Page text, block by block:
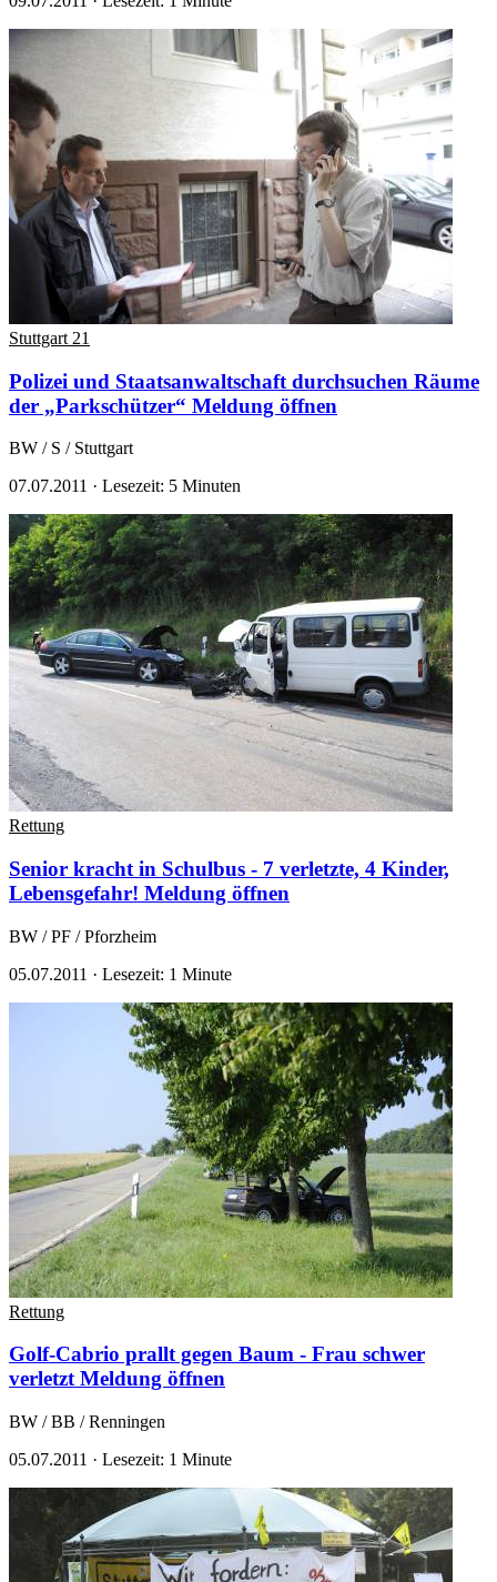
Stuttgart 21
Polizei und Staatsanwaltschaft durchsuchen Räume
der „Parkschützer“ Meldung öffnen
BW / S / Stuttgart
07.07.2011 · Lesezeit: 5 Minuten
Rettung
Senior kracht in Schulbus - 7 verletzte, 4 Kinder,
Lebensgefahr! Meldung öffnen
BW / PF / Pforzheim
05.07.2011 · Lesezeit: 1 Minute
Rettung
Golf-Cabrio prallt gegen Baum - Frau schwer
verletztMeldung öffnen
BW / BB / Renningen
05.07.2011 · Lesezeit: 1 Minute